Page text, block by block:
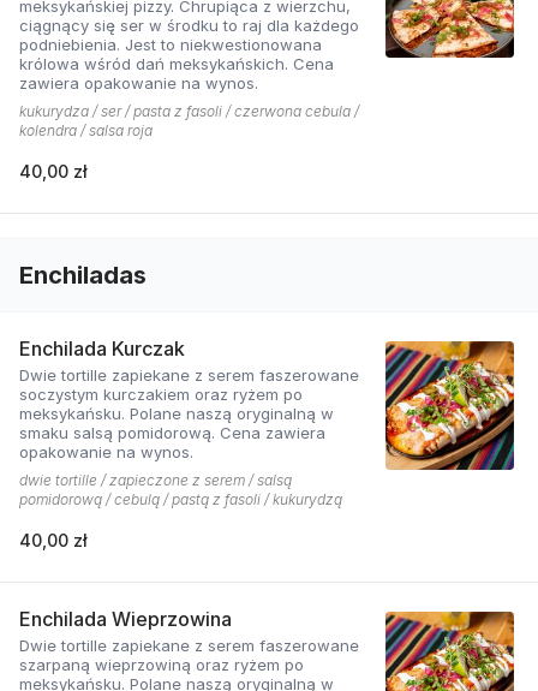
meksykańskiej pizzy. Chrupiąca z wierzchu,
ciągnący się ser w środku to raj dla każdego
podniebienia. Jest to niekwestionowana
królowa wśród dań meksykańskich. Cena
zawiera opakowanie na wynos.
kukurydza / ser / pasta z fasoli / czerwona cebula /
kolendra / salsa roja
40,00 zł
Enchiladas
Enchilada Kurczak
Dwie tortille zapiekane z serem faszerowane
soczystym kurczakiem oraz ryżem po
meksykańsku. Polane naszą oryginalną w
smaku salsą pomidorową. Cena zawiera
opakowanie na wynos.
dwie tortille / zapieczone z serem / salsą
pomidorową / cebulą / pastą z fasoli / kukurydzą
40,00 zł
Enchilada Wieprzowina
Dwie tortille zapiekane z serem faszerowane
szarpaną wieprzowiną oraz ryżem po
meksykańsku. Polane naszą oryginalną w